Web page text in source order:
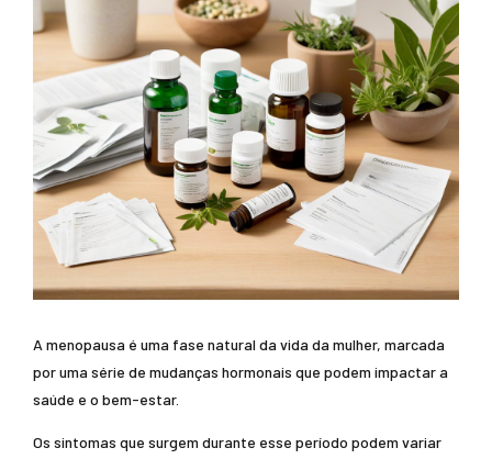
A menopausa é uma fase natural da vida da mulher, marcada
por uma série de mudanças hormonais que podem impactar a
saúde e o bem-estar.
Os sintomas que surgem durante esse período podem variar